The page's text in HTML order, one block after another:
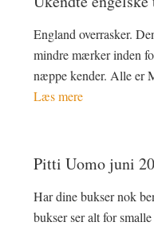
England overrasker.
mindre mærker inden
næppe kender. Alle er
Læs mere
Pitti Uomo juni
Har dine bukser nok
bukser ser alt for